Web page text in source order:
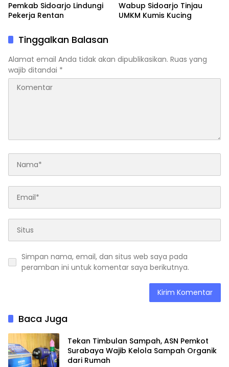
Pemkab Sidoarjo Lindungi
Pekerja Rentan
Wabup Sidoarjo Tinjau
UMKM Kumis Kucing
Tinggalkan Balasan
Alamat email Anda tidak akan dipublikasikan. Ruas yang
wajib ditandai *
Simpan nama, email, dan situs web saya pada
peramban ini untuk komentar saya berikutnya.
Baca Juga
Tekan Timbulan Sampah, ASN Pemkot
Surabaya Wajib Kelola Sampah Organik
dari Rumah